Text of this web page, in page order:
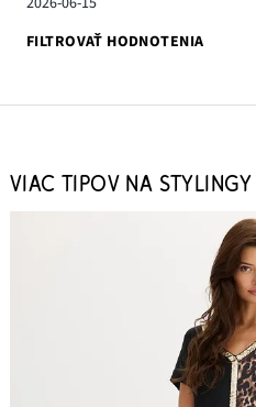
FILTROVAŤ HODNOTENIA
VIAC TIPOV NA STYLINGY